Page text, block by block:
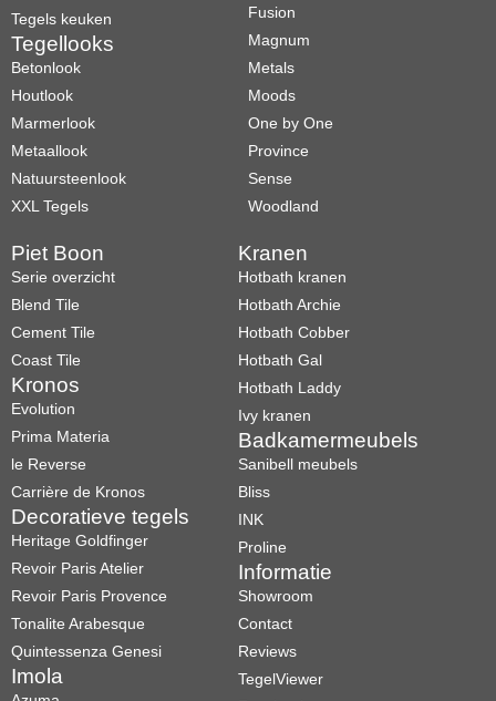
Tegels keuken
Tegellooks
Betonlook
Houtlook
Marmerlook
Metaallook
Natuursteenlook
XXL Tegels
Fusion
Magnum
Metals
Moods
One by One
Province
Sense
Woodland
Piet Boon
Serie overzicht
Blend Tile
Cement Tile
Coast Tile
Kronos
Evolution
Prima Materia
le Reverse
Carrière de Kronos
Decoratieve tegels
Heritage Goldfinger
Revoir Paris Atelier
Revoir Paris Provence
Tonalite Arabesque
Quintessenza Genesi
Imola
Kranen
Hotbath kranen
Hotbath Archie
Hotbath Cobber
Hotbath Gal
Hotbath Laddy
Ivy kranen
Badkamermeubels
Sanibell meubels
Bliss
INK
Proline
Informatie
Showroom
Contact
Reviews
TegelViewer